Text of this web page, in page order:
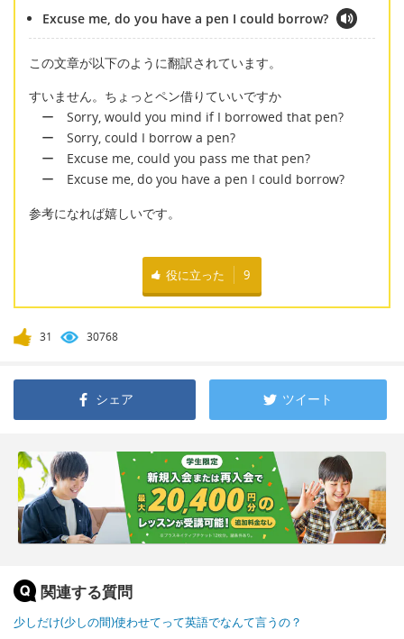
Excuse me, do you have a pen I could borrow?
この文章が以下のように翻訳されています。
すいません。ちょっとペン借りていいですか
ー Sorry, would you mind if I borrowed that pen?
ー Sorry, could I borrow a pen?
ー Excuse me, could you pass me that pen?
ー Excuse me, do you have a pen I could borrow?
参考になれば嬉しいです。
役に立った 9
31 30768
シェア ツイート
関連する質問
少しだけ(少しの間)使わせてって英語でなんて言うの？